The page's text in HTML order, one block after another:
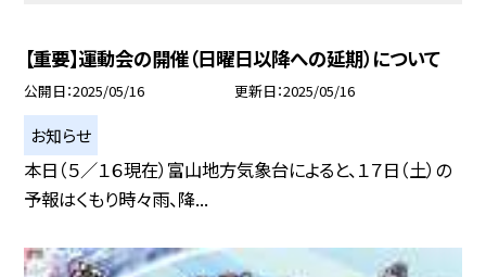
【重要】運動会の開催（日曜日以降への延期）について
公開日 2025/05/16 更新日 2025/05/16
お知らせ
本日（５／１６現在）富山地方気象台によると、１７日（土）の
予報はくもり時々雨、降...